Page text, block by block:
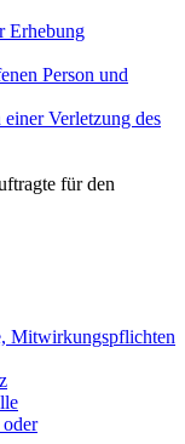
Erhebung
Person und
Verletzung des
für den
Mitwirkungspflichten